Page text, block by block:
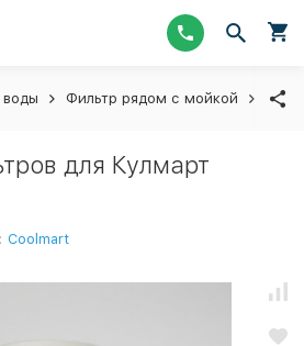
воды Фильтр рядом с мойкой
для Кулмарт
Coolmart